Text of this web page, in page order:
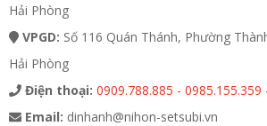
Hải Phòng
VPGD: Số 116 Quán Thánh, Phường
Hải Phòng
Điện thoại: 0909.788.885 - 0985.155.359
Email: dinhanh@nihon-setsubi.vn